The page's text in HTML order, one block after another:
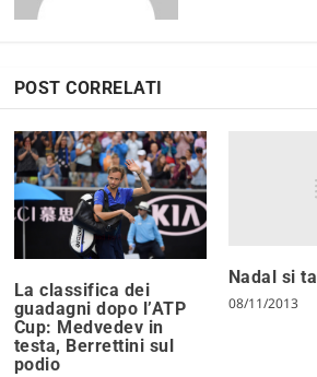
POST CORRELATI
La classifica dei
guadagni dopo l’ATP
Cup: Medvedev in
testa, Berrettini sul
podio
Nadal si
08/11/2013